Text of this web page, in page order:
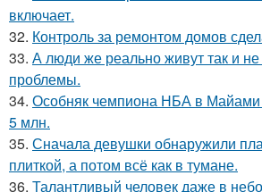
включает.
32. Контроль за ремонтом домов
33. А люди же реально живут так и не
проблемы.
34. Особняк чемпиона НБА в Майами
5 млн.
35. Сначала девушки обнаружили
плиткой, а потом всё как в тумане.
36. Талантливый человек даже в